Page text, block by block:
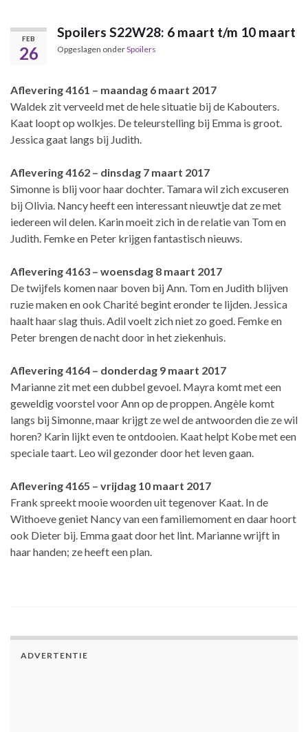
FEB
26
Spoilers S22W28: 6 maart t/m 10 maart
Opgeslagen onderSpoilers
Aflevering 4161 – maandag 6 maart 2017
Waldek zit verveeld met de hele situatie bij de Kabouters.
Kaat loopt op wolkjes. De teleurstelling bij Emma is groot.
Jessica gaat langs bij Judith.
Aflevering 4162 – dinsdag 7 maart 2017
Simonne is blij voor haar dochter. Tamara wil zich excuseren
bij Olivia. Nancy heeft een interessant nieuwtje dat ze met
iedereen wil delen. Karin moeit zich in de relatie van Tom en
Judith. Femke en Peter krijgen fantastisch nieuws.
Aflevering 4163 – woensdag 8 maart 2017
De twijfels komen naar boven bij Ann. Tom en Judith blijven
ruzie maken en ook Charité begint eronder te lijden. Jessica
haalt haar slag thuis. Adil voelt zich niet zo goed. Femke en
Peter brengen de nacht door in het ziekenhuis.
Aflevering 4164 – donderdag 9 maart 2017
Marianne zit met een dubbel gevoel. Mayra komt met een
geweldig voorstel voor Ann op de proppen. Angèle komt
langs bij Simonne, maar krijgt ze wel de antwoorden die ze wil
horen? Karin lijkt even te ontdooien. Kaat helpt Kobe met een
speciale taart. Leo wil gezonder door het leven gaan.
Aflevering 4165 – vrijdag 10 maart 2017
Frank spreekt mooie woorden uit tegenover Kaat. In de
Withoeve geniet Nancy van een familiemoment en daar hoort
ook Dieter bij. Emma gaat door het lint. Marianne wrijft in
haar handen; ze heeft een plan.
ADVERTENTIE